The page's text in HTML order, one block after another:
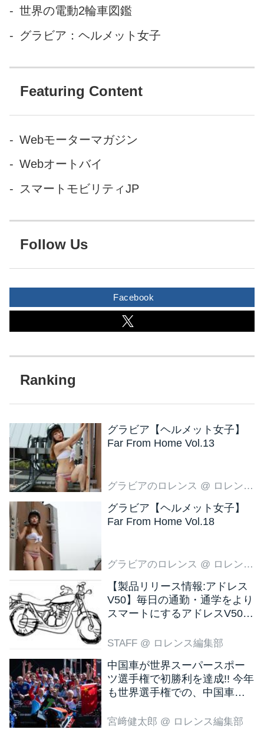
間はビジネス関係者向けの
は「一般公開」です。...
世界の電動2輪車図鑑
グラビア：ヘルメット女子
Featuring Content
Webモーターマガジン
Webオートバイ
スマートモビリティJP
Follow Us
Facebook
グラビア【ヘルメット女子】
Far From Home Vol.13
グラビアのロレンス @ ロレンス編集部
グラビア【ヘルメット女子】
Far From Home Vol.18
グラビアのロレンス @ ロレンス編集部
【製品リリース情報:アドレス
V50】毎日の通勤・通学をより
スマートにするアドレスV50
STAFF @ ロレンス編集部
中国車が世界スーパースポー
ツ選手権で初勝利を達成!! 今年
も世界選手権での、中国車の
宮﨑健太郎 @ ロレンス編集部